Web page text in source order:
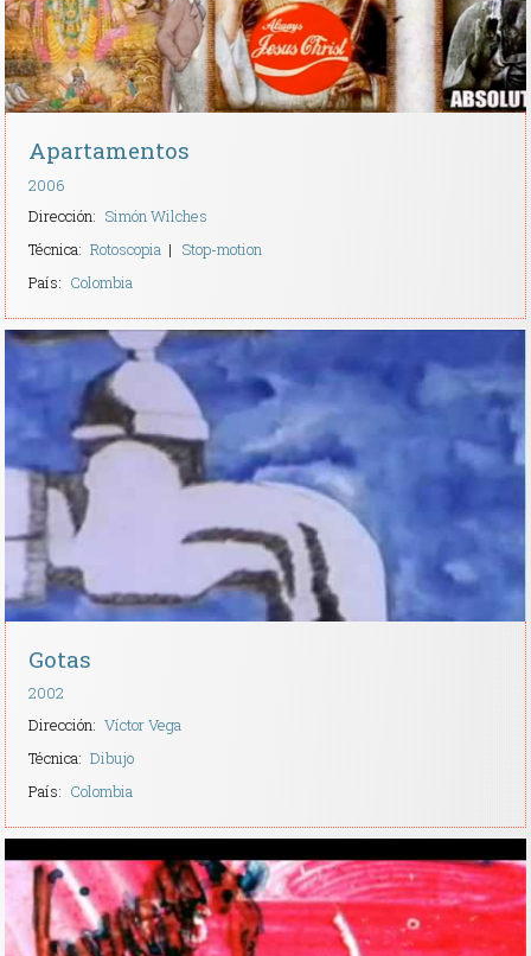
Apartamentos
2006
Dirección: Simón Wilches
Técnica: Rotoscopia
Stop-motion
País: Colombia
Gotas
2002
Dirección: Víctor Vega
Técnica: Dibujo
País: Colombia